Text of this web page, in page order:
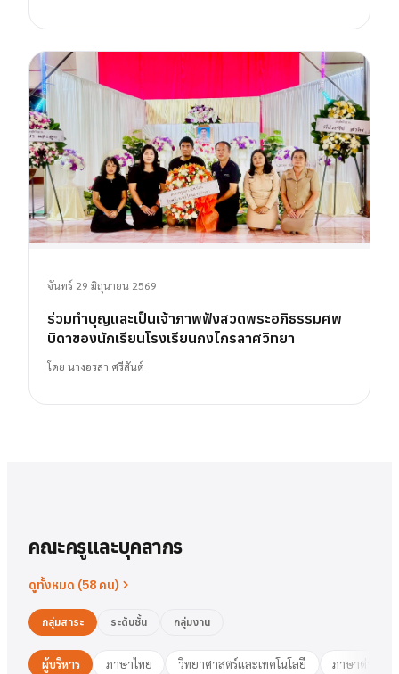
จันทร์ 29 มิถุนายน 2569
ร่วมทำบุญและเป็นเจ้าภาพฟังสวดพระอภิธรรมศพ
บิดาของนักเรียนโรงเรียนกงไกรลาศวิทยา
โดย นางอรสา ศรีสันต์
คณะครูและบุคลากร
ดูทั้งหมด (58 คน)
กลุ่มสาระ ระดับชั้น กลุ่มงาน
ผู้บริหาร ภาษาไทย วิทยาศาสตร์และเทคโนโลยี ภาษาต่างประ
นายสารัตน์ พวงเงิน นางสาวชมพูนุท ศรีฟ้า